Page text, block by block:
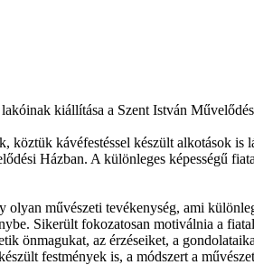
kiállítása a Szent István
köztük kávéfestéssel készült alkotások
Házban. A különleges képességű
művészeti tevékenység, ami
Sikerült fokozatosan motiválnia a
önmagukat, az érzéseiket, a
festmények is, a módszert a